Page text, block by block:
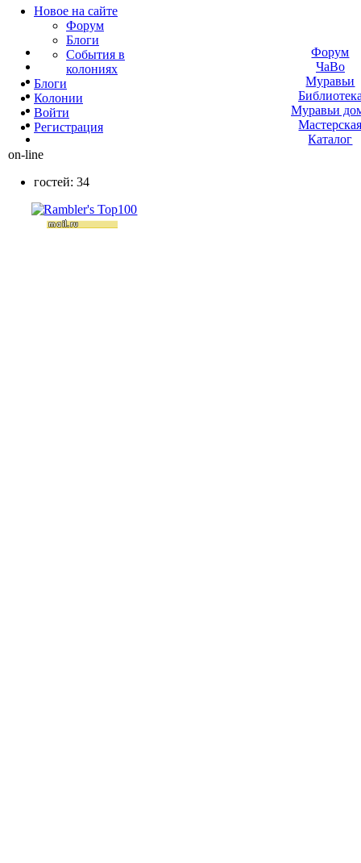
Новое на сайте
Форум
Блоги
События в
колониях
Блоги
Колонии
Войти
Peгиcтpaция
on-line
гостей: 34
Форум
ЧаВо
Муравьи
Муравьи
Каталог